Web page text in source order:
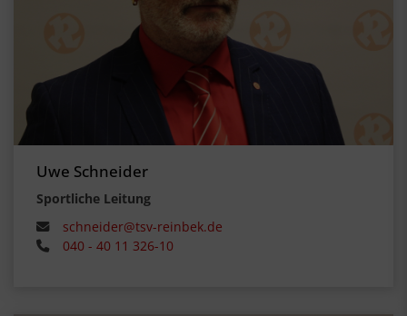
Uwe Schneider
Sportliche Leitung
schneider@tsv-reinbek.de
040 - 40 11 326-10